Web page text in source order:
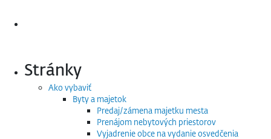
Stránky
Ako vybaviť
Byty a majetok
Predaj/zámena majetku mesta
Prenájom nebytových priestorov
Vyjadrenie obce na vydanie osvedčenia